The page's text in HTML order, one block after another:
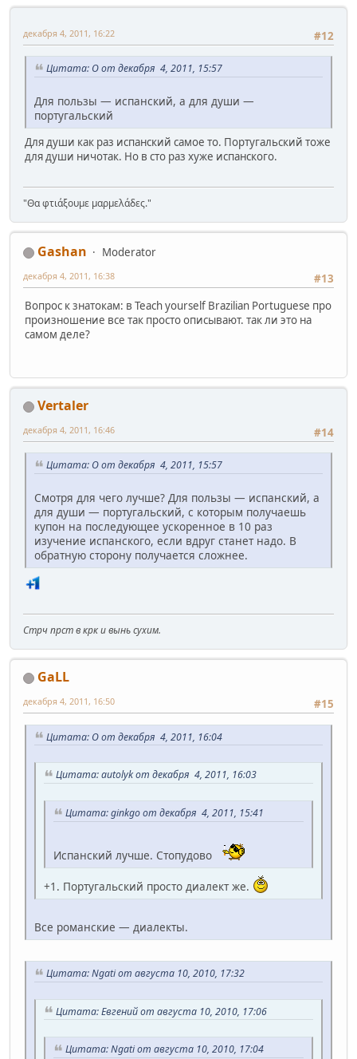
#12
декабря 4, 2011, 16:22
Цитата: O от декабря 4, 2011, 15:57
Для пользы — испанский, а для души —
португальский
Для души как раз испанский самое то. Португальский тоже
для души ничотак. Но в сто раз хуже испанского.
"Θα φτιάξουμε μαρμελάδες."
Gashan
Moderator
#13
декабря 4, 2011, 16:38
Вопрос к знатокам: в Teach yourself Brazilian Portuguese про
произношение все так просто описывают. так ли это на
самом деле?
Vertaler
#14
декабря 4, 2011, 16:46
Цитата: O от декабря 4, 2011, 15:57
Смотря для чего лучше? Для пользы — испанский, а
для души — португальский, с которым получаешь
купон на последующее ускоренное в 10 раз
изучение испанского, если вдруг станет надо. В
обратную сторону получается сложнее.
Стрч прст в крк и вынь сухим.
GaLL
#15
декабря 4, 2011, 16:50
Цитата: O от декабря 4, 2011, 16:04
Цитата: autolyk от декабря 4, 2011, 16:03
Цитата: ginkgo от декабря 4, 2011, 15:41
Испанский лучше. Стопудово
+1. Португальский просто диалект же.
Все романские — диалекты.
Цитата: Ngati от августа 10, 2010, 17:32
Цитата: Евгений от августа 10, 2010, 17:06
Цитата: Ngati от августа 10, 2010, 17:04